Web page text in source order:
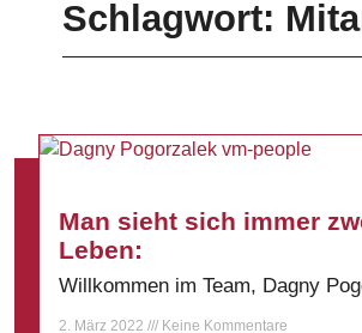
Schlagwort:
Man sieht sich immer
Leben:
Willkommen im Team, Dagny
2. März 2022 Keine Kommentare